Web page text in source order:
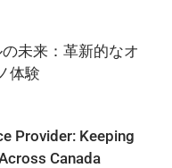
未来：革新的なオ
体験
Provider: Keeping
Canada